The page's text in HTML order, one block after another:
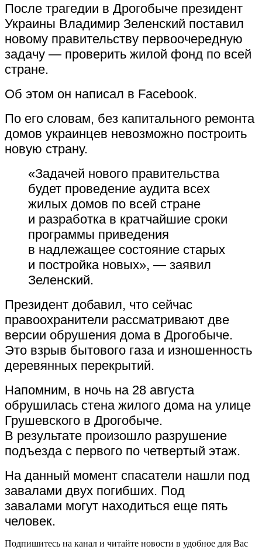
После трагедии в Дрогобыче президент
Украины Владимир Зеленский поставил
новому правительству первоочередную
задачу — проверить жилой фонд по всей
стране.
Об этом он написал в Facebook.
По его словам, без капитального ремонта
домов украинцев невозможно построить
новую страну.
«Задачей нового правительства
будет проведение аудита всех
жилых домов по всей стране
и разработка в кратчайшие сроки
программы приведения
в надлежащее состояние старых
и постройка новых», — заявил
Зеленский.
Президент добавил, что сейчас
правоохранители рассматривают две
версии обрушения дома в Дрогобыче.
Это взрыв бытового газа и изношенность
деревянных перекрытий.
Напомним, в ночь на 28 августа
обрушилась стена жилого дома на улице
Грушевского в Дрогобыче.
В результате произошло разрушение
подъезда с первого по четвертый этаж.
На данный момент спасатели нашли под
завалами двух погибших. Под
завалами могут находиться еще пять
человек.
Подпишитесь на канал и читайте новости в удобное для Вас